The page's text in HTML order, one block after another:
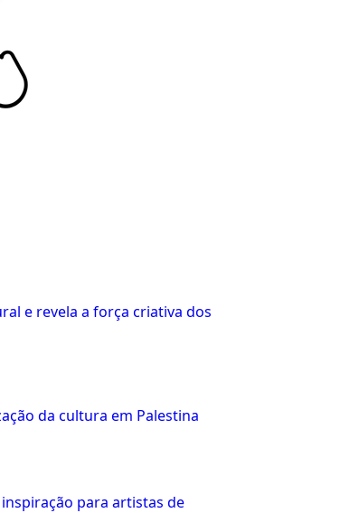
e revela a força criativa dos
da cultura em Palestina
para artistas de